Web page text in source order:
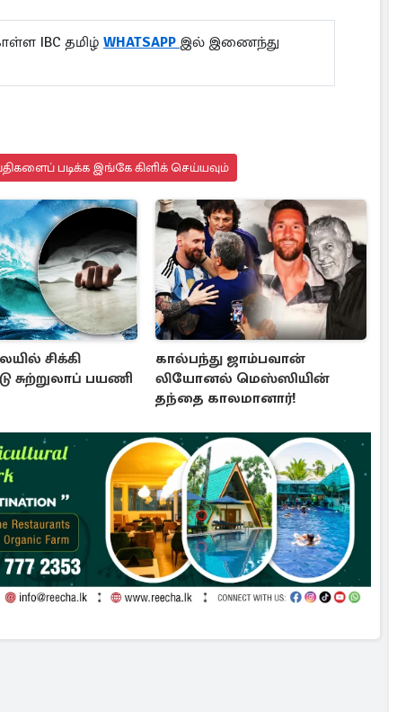
IBC தமிழ் WHATSAPP இல் இணைந்து
படிக்க இங்கே கிளிக் செய்யவும்
சிக்கி
சுற்றுலாப் பயணி
கால்பந்து ஜாம்பவான்
லியோனல் மெஸ்ஸியின்
தந்தை காலமானார்!